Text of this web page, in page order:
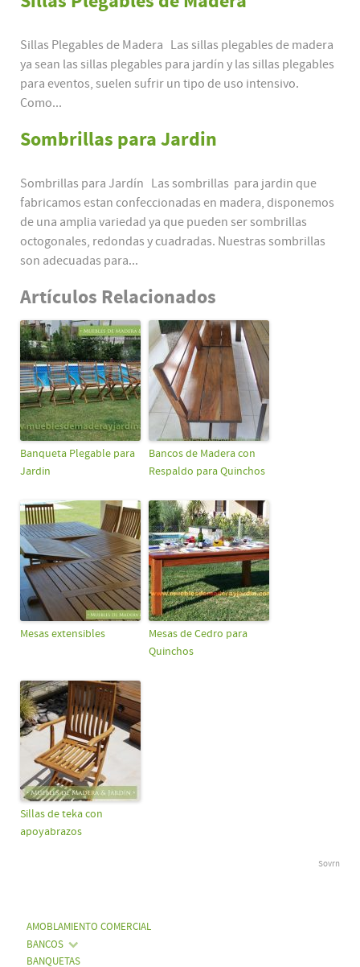
Sillas Plegables de Madera Las sillas plegables de madera
ya sean las sillas plegables para jardín y las sillas plegables
para eventos, suelen sufrir un tipo de uso intensivo.
Como...
Sombrillas para Jardin
Sombrillas para Jardín Las sombrillas para jardin que
fabricamos estan confeccionadas en madera, disponemos
de una amplia variedad ya que pueden ser sombrillas
octogonales, redondas y cuadradas. Nuestras sombrillas
son adecuadas para...
Artículos Relacionados
Banqueta Plegable para
Jardin
Bancos de Madera con
Respaldo para Quinchos
Mesas extensibles
Mesas de Cedro para
Quinchos
Sillas de teka con
apoyabrazos
Sovrn
AMOBLAMIENTO COMERCIAL
BANCOS
BANQUETAS